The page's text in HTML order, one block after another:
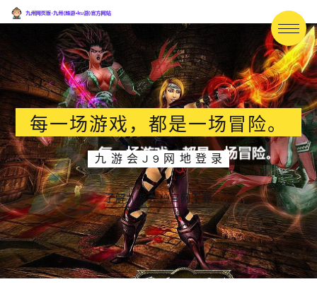
每一场游戏，都是一场冒险。
九游会J9网地登录
了解九游会J9官网下载